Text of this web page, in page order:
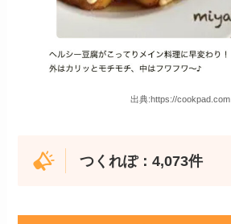
出典:https://cookpad.com
つくれぽ：4,073件